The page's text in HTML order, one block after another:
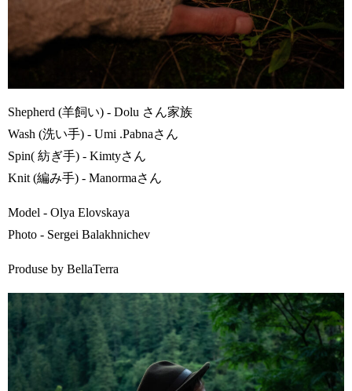
Shepherd (羊飼い) - Dolu さん家族
Wash (洗い手) - Umi .Pabnaさん
Spin( 紡ぎ手) - Kimtyさん
Knit (編み手) - Manormaさん
Model - Olya Elovskaya
Photo - Sergei Balakhnichev
Produse by BellaTerra